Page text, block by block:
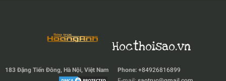
Hocthoisao.vn
Phone: +84926816899
183 Đặng Tiến Đông, Hà Nội, Việt Nam